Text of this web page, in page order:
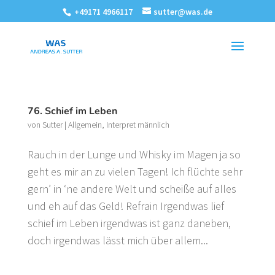
+49171 4966117 sutter@was.de
76. Schief im Leben
von Sutter| Allgemein, Interpret männlich
Rauch in der Lunge und Whisky im Magen ja so
geht es mir an zu vielen Tagen! Ich flüchte sehr
gern’ in ‘ne andere Welt und scheiße auf alles
und eh auf das Geld! Refrain Irgendwas lief
schief im Leben irgendwas ist ganz daneben,
doch irgendwas lässt mich über allem...